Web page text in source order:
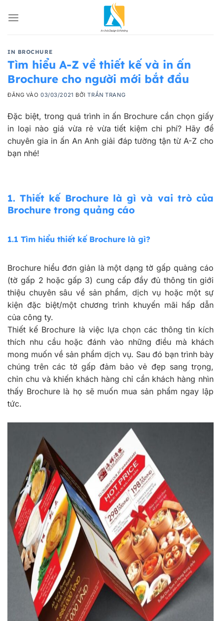
qua
IN BROCHURE
Tìm hiểu A-Z về thiết kế và in ấn
Brochure cho người mới bắt đầu
ĐĂNG VÀO03/03/2021 BỞITRẦN TRANG
Đặc biệt, trong quá trình in ấn Brochure cần chọn giấy
in loại nào giá vừa rẻ vừa tiết kiệm chi phí? Hãy để
chuyên gia in ấn An Anh giải đáp tường tận từ A-Z cho
bạn nhé!
1. Thiết kế Brochure là gì và vai trò của
Brochure trong quảng cáo
1.1 Tìm hiểu thiết kế Brochure là gì?
Brochure hiểu đơn giản là một dạng tờ gấp quảng cáo
(tờ gấp 2 hoặc gấp 3) cung cấp đầy đủ thông tin giới
thiệu chuyên sâu về sản phẩm, dịch vụ hoặc một sự
kiện đặc biệt/một chương trình khuyến mãi hấp dẫn
của công ty.
Thiết kế Brochure là việc lựa chọn các thông tin kích
thích nhu cầu hoặc đánh vào những điều mà khách
mong muốn về sản phẩm dịch vụ. Sau đó bạn trình bày
chúng trên các tờ gấp đảm bảo vẻ đẹp sang trọng,
chỉn chu và khiến khách hàng chỉ cần khách hàng nhìn
thấy Brochure là họ sẽ muốn mua sản phẩm ngay lập
tức.